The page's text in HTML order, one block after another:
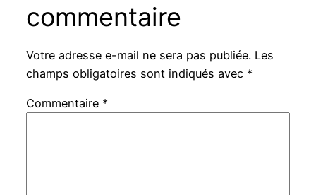
commentaire
Votre adresse e-mail ne sera pas publiée. Les
champs obligatoires sont indiqués avec *
Commentaire *